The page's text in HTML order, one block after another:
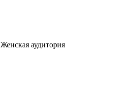
Женская аудитория